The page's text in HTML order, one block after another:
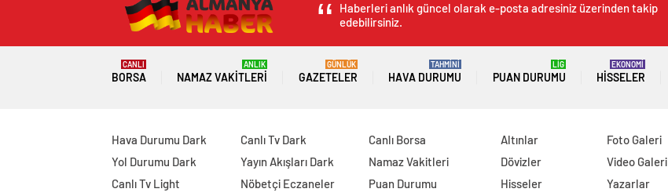
Haberleri anlık güncel olarak e-posta adresiniz üzerinden takip
edebilirsiniz.
BORSA
CANLI
NAMAZ VAKITLERI
ANLIK
GAZETELER
GÜNLÜK
HAVA DURUMU
TAHMİNİ
PUAN DURUMU
LİG
HISSELER
EKONOMİ
Hava Durumu Dark
Yol Durumu Dark
Canlı Tv Light
Canlı Tv Dark
Yayın Akışları Dark
Nöbetçi Eczaneler
Canlı Borsa
Namaz Vakitleri
Puan Durumu
Altınlar
Dövizler
Hisseler
Foto Galeri
Video Galeri
Yazarlar